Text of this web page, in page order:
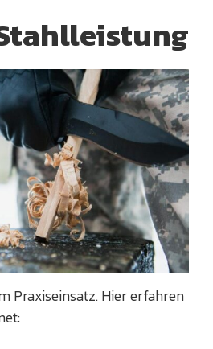
Praxiseinsatz. Hier erfahren